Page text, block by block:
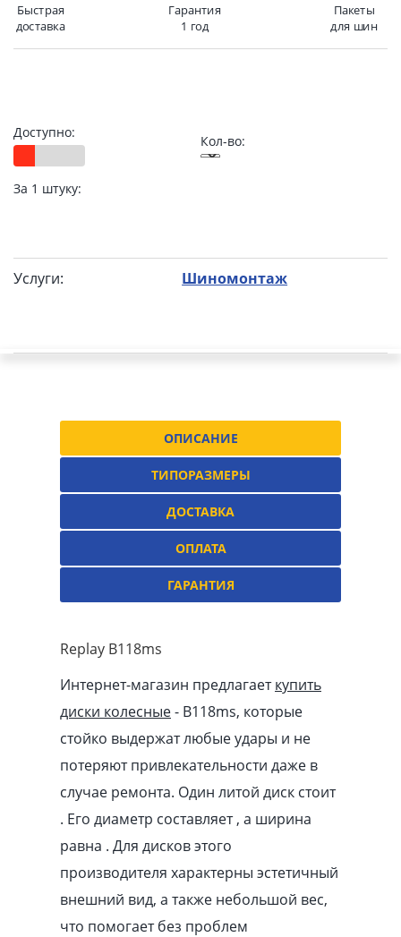
Быстрая
доставка
Гарантия
1 год
Пакеты
для шин
Доступно:
Кол-во:
За 1 штуку:
Услуги: Шиномонтаж
ОПИСАНИЕ
ТИПОРАЗМЕРЫ
ДОСТАВКА
ОПЛАТА
ГАРАНТИЯ
Replay B118ms
Интернет-магазин предлагаеткупить
диски колесные- B118ms, которые
стойко выдержат любые удары и не
потеряют привлекательности даже в
случае ремонта. Один литой диск стоит
. Его диаметр составляет , а ширина
равна . Для дисков этого
производителя характерны эстетичный
внешний вид, а также небольшой вес,
что помогает без проблем